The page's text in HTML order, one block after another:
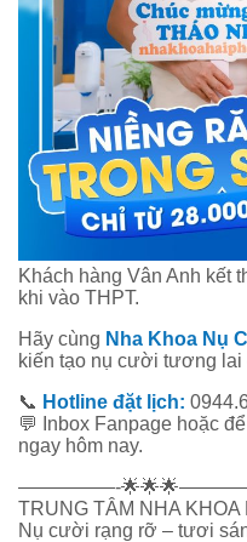
Khách hàng Vân Anh kết
khi vào THPT.
Hãy cùng Nha Khoa Nụ
kiến tạo nụ cười tương lai
📞 Hotline đặt lịch:
💬 Inbox Fanpage hoặc
ngay hôm nay.
—————-🌟🌟🌟
TRUNG TÂM NHA
Nụ cười rạng rỡ – tươi